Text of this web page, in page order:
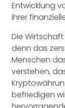
Entwicklung
ihrer
Die
denn das
Menschen
verstehen,
befriedigen